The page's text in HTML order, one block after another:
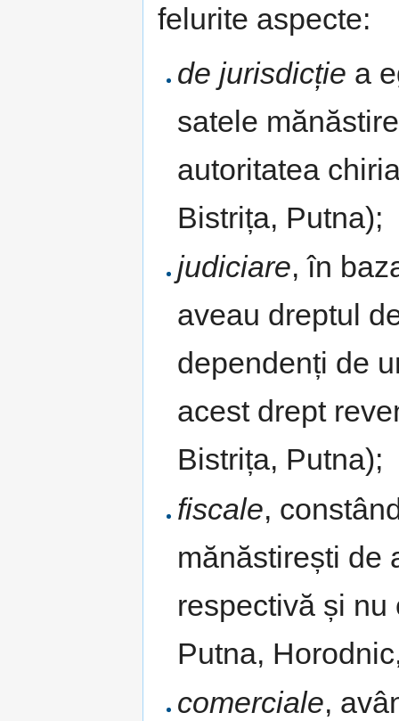
felurite aspecte:
de jurisdicție a
satele
autoritatea
Bistrița, Putna);
judiciare, în
aveau dreptul
dependenți de
acest drept
Bistrița, Putna);
fiscale,
mănăstirești de
respectivă și nu
Putna,
comerciale,